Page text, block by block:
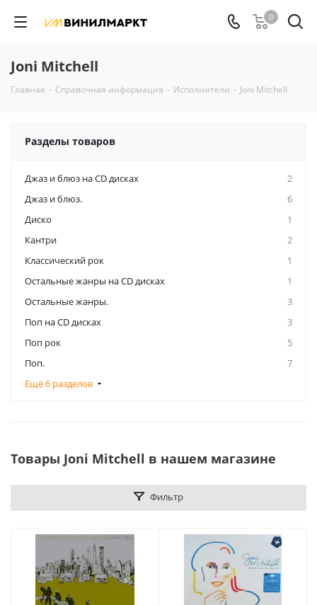
0
Joni Mitchell
Главная - Справочная информация - Исполнители - Joni Mitchell
Разделы товаров
Джаз и блюз на CD дисках
2
Джаз и блюз.
6
Диско
1
Кантри
2
Классический рок
1
Остальные жанры на CD дисках
1
Остальные жанры.
3
Поп на CD дисках
3
Поп рок
5
Поп.
7
Ещё 6 разделов
Товары Joni Mitchell в нашем магазине
Фильтр